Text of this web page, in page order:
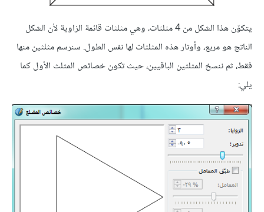
يتكوّن هذا الشكل من 4 مثلثات، وهي مثلثات قائمة الزاوية لأن الشكل
الناتج هو مربع، وأوتار هذه المثلثات لها نفس الطول. سنرسم مثلثين منها
فقط، ثم ننسخ المثلثين الباقيين، حيث تكون خصائص المثلث الأول كما
يلي: